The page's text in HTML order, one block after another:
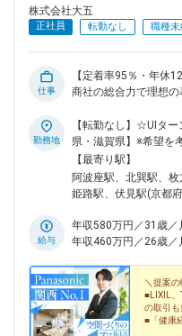
株式会社大五
正社員 転勤なし 職種未
仕事
【定着率95％・年休
商社の総合力で理想
勤務地
【転勤なし】☆UIタ
県・滋賀県】※希望を
店営業所・開発営業
市西区阿波座2-4-23西
阪市生野区巽中1-24-
兵庫県神戸市灘区岩屋
条宮の町224■京都営
市手原4丁目5-14★受
【最寄り駅】
阿波座駅、北巽駅、枚
姫路駅、伏見駅(京都
給与
年収580万円／31歳／
年収460万円／26歳／
＼提案
■LIXIL、
の取引も
■「健康